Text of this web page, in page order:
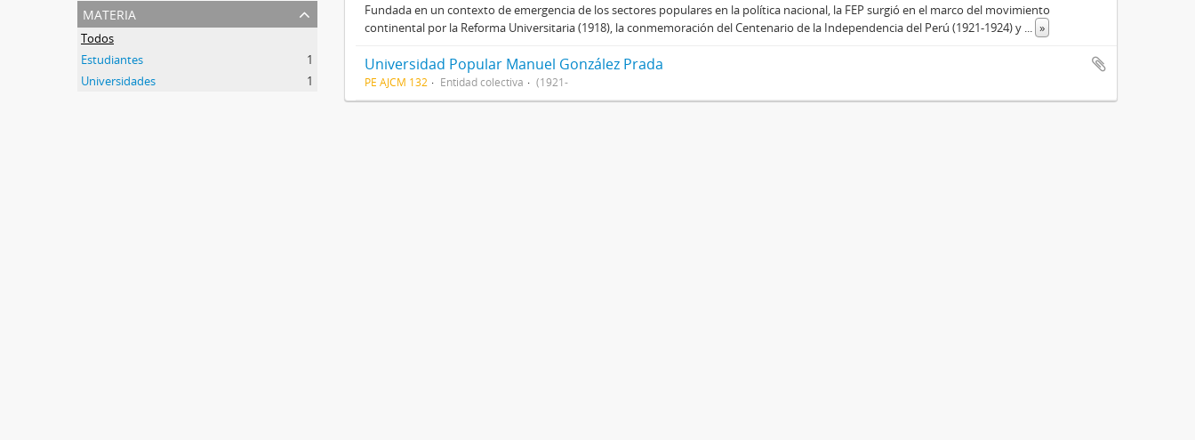
materia
Todos
Estudiantes
1
Universidades
1
Fundada en un contexto de emergencia de los sectores populares en la política nacional, la FEP surgió en el marco del movimiento
continental por la Reforma Universitaria (1918), la conmemoración del Centenario de la Independencia del Perú (1921-1924) y ... »
Universidad Popular Manuel González Prada
PE AJCM 132 Entidad colectiva (1921-